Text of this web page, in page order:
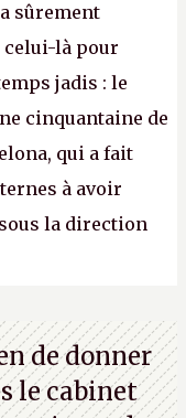
sûrement
celui-là pour
jadis : le
cinquantaine de
qui a fait
à avoir
la direction
de donner
le cabinet